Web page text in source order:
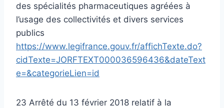
des spécialités pharmaceutiques agréées à
l’usage des collectivités et divers services
publics
https://www.legifrance.gouv.fr/affichTexte.do?
cidTexte=JORFTEXT000036596436&dateText
e=&categorieLien=id
23 Arrêté du 13 février 2018 relatif à la